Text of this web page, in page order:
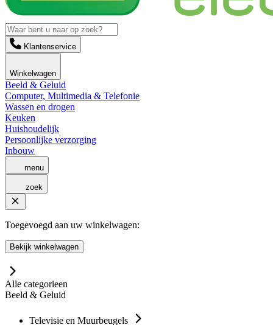
Klantenservice
Winkelwagen
Beeld & Geluid
Computer, Multimedia & Telefonie
Wassen en drogen
Keuken
Huishoudelijk
Persoonlijke verzorging
Inbouw
menu
zoek
Toegevoegd aan uw winkelwagen:
Bekijk winkelwagen
Alle categorieen
Beeld & Geluid
Televisie en Muurbeugels